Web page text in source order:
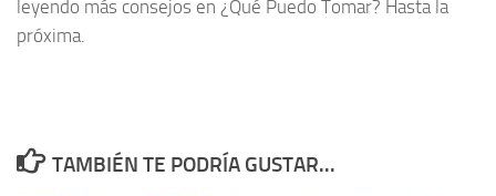
leyendo más consejos en ¿Qué Puedo Tomar? Hasta la
próxima.
TAMBIÉN TE PODRÍA GUSTAR...